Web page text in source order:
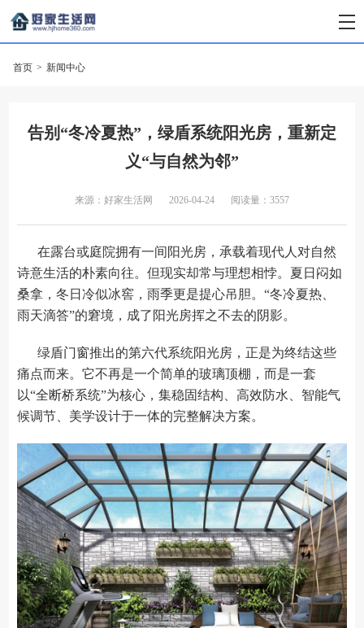
首页 > 新闻中心
告别“冬冷夏热”，绿盾系统阳光房，重新定
义“与自然为邻”
来源：好家生活网 2026-04-24 阅读量：3557
在露台或庭院拥有一间阳光房，承载着现代人对自然
诗意生活的朴素向往。但现实却常与理想相悖。夏日闷如
桑拿，冬日冷似冰窖，雨季更是提心吊胆。“冬冷夏热、
雨天滴答”的窘境，成了阳光房挥之不去的阴影。
绿盾门窗推出的第六代系统阳光房，正是为终结这些
痛点而来。它不再是一个简单的玻璃顶棚，而是一套
以“全断桥系统”为核心，集稳固结构、高效防水、智能气
候调节、美学设计于一体的完整解决方案。